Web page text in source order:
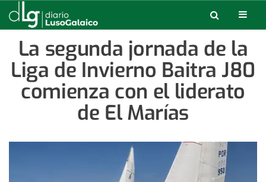
La segunda jornada de la
Liga de Invierno Baitra J80
comienza con el liderato
de El Marías